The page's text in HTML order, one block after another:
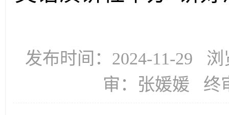
发布时间：2024-11-29 浏
审：张媛媛 终